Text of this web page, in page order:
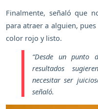
Finalmente, señaló que
para atraer a alguien,
color rojo y listo.
“Desde un punto
resultados
necesitar ser
señaló.